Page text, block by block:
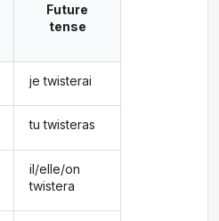
Future
tense
je twisterai
tu twisteras
il/elle/on
twistera